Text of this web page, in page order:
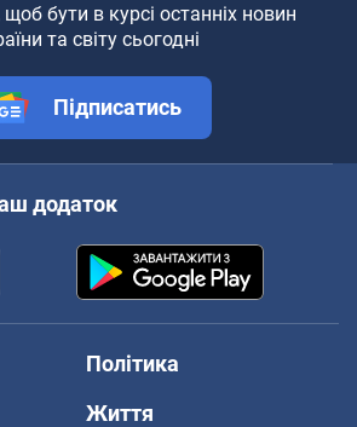
щоб бути в курсі останніх новин
та світу сьогодні
Підписатись
додаток
Політика
Життя